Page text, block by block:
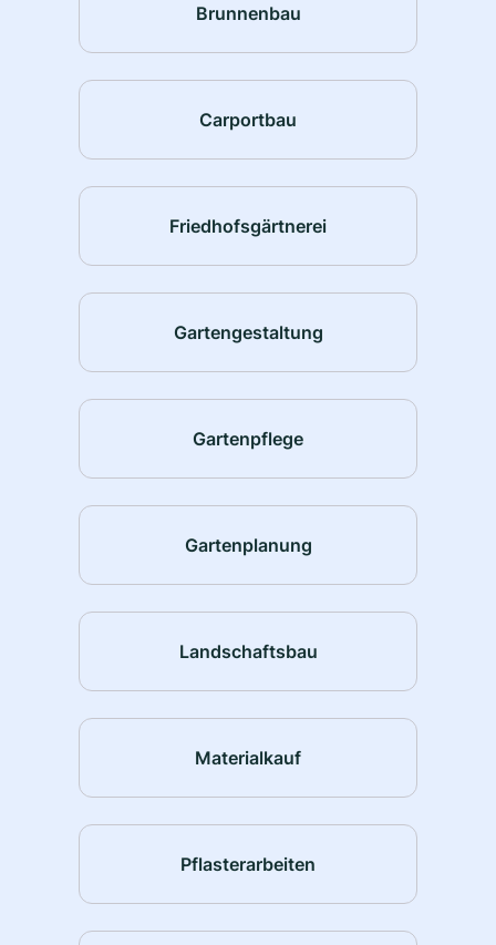
Brunnenbau
Carportbau
Friedhofsgärtnerei
Gartengestaltung
Gartenpflege
Gartenplanung
Landschaftsbau
Materialkauf
Pflasterarbeiten